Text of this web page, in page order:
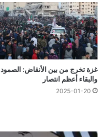
غزة تخرج من بين الأنقاض: الصمود
والبقاء أعظم انتصار
2025-01-20